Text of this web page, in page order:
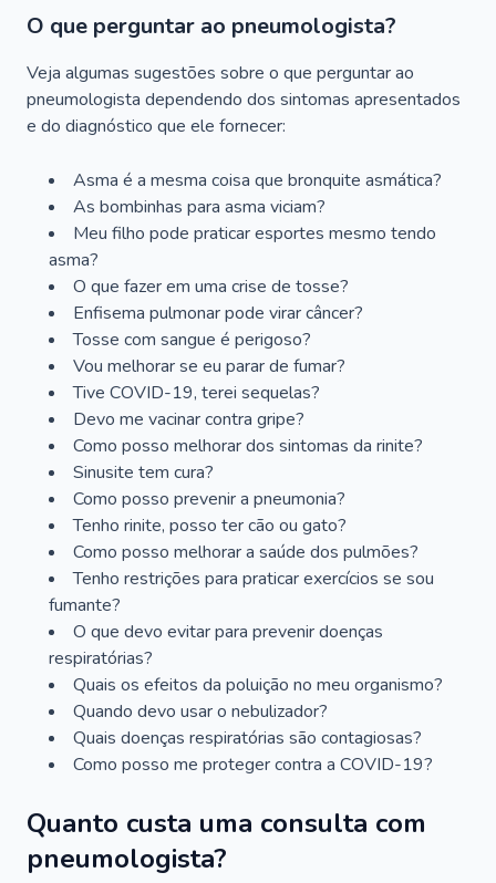
O que perguntar ao pneumologista?
Veja algumas sugestões sobre o que perguntar ao
pneumologista dependendo dos sintomas apresentados
e do diagnóstico que ele fornecer:
Asma é a mesma coisa que bronquite asmática?
As bombinhas para asma viciam?
Meu filho pode praticar esportes mesmo tendo
asma?
O que fazer em uma crise de tosse?
Enfisema pulmonar pode virar câncer?
Tosse com sangue é perigoso?
Vou melhorar se eu parar de fumar?
Tive COVID-19, terei sequelas?
Devo me vacinar contra gripe?
Como posso melhorar dos sintomas da rinite?
Sinusite tem cura?
Como posso prevenir a pneumonia?
Tenho rinite, posso ter cão ou gato?
Como posso melhorar a saúde dos pulmões?
Tenho restrições para praticar exercícios se sou
fumante?
O que devo evitar para prevenir doenças
respiratórias?
Quais os efeitos da poluição no meu organismo?
Quando devo usar o nebulizador?
Quais doenças respiratórias são contagiosas?
Como posso me proteger contra a COVID-19?
Quanto custa uma consulta com
pneumologista?